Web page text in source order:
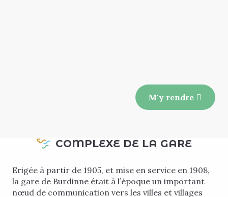
M'y rendre
COMPLEXE DE LA GARE
Erigée à partir de 1905, et mise en service en 1908,
la gare de Burdinne était à l’époque un important
nœud de communication vers les villes et villages